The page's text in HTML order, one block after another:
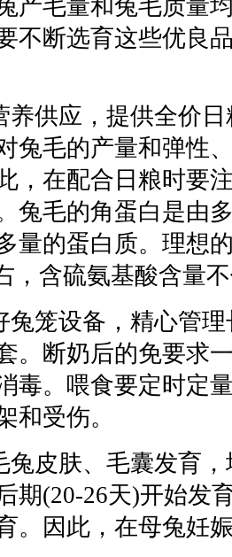
产毛量和兔毛质量
不断选育这些优良
供应，提供全价日
兔毛的产量和弹性
，在配合日粮时要
兔毛的角蛋白是由
量的蛋白质。理想
，含硫氨基酸含量
设备，精心管理
。断奶后的免要求
毒。喂食要定时定
和受伤。
皮肤、毛囊发育，
期(20-26天)开始发
。因此，在母兔妊